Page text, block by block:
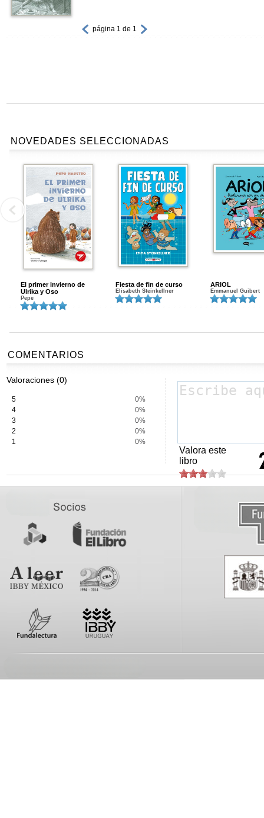
página 1 de 1
NOVEDADES SELECCIONADAS
El primer invierno de
Ulrika y Oso
Pepe
Fiesta de fin de curso
Elisabeth Steinkellner
ARIOL
Emmanuel Guibert
COMENTARIOS
Valoraciones (0)
5
0%
4
0%
3
0%
2
0%
1
0%
Valora este
libro